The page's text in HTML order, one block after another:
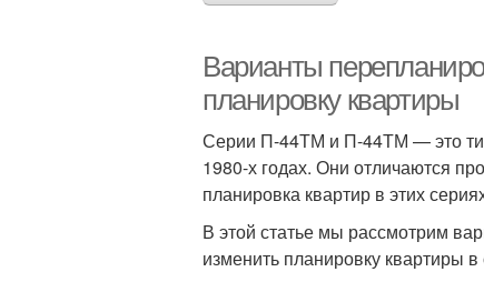
Варианты
планировку квартиры
Серии П-44ТМ и П-44ТМ — это
1980-х годах. Они отличаются
планировка квартир в этих
В этой статье мы рассмотрим
изменить планировку квартиры